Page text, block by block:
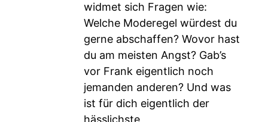
widmet sich Fragen wie:
Welche Moderegel würdest du
gerne abschaffen? Wovor hast
du am meisten Angst? Gab’s
vor Frank eigentlich noch
jemanden anderen? Und was
ist für dich eigentlich der
hässlichste